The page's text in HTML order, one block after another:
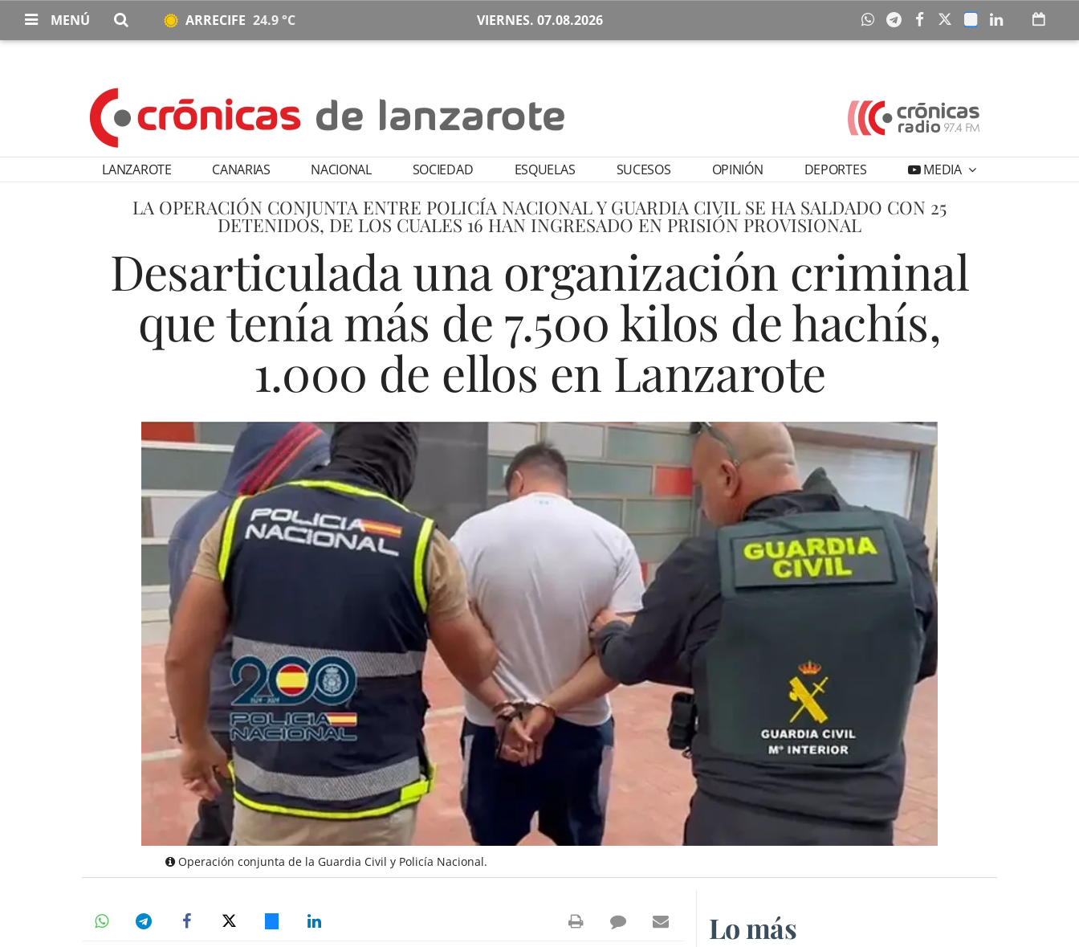
MENÚ ARRECIFE 24.9 °C VIERNES. 07.08.2026
LANZAROTE CANARIAS NACIONAL SOCIEDAD ESQUELAS SUCESOS OPINIÓN DEPORTES MEDIA
LA OPERACIÓN CONJUNTA ENTRE POLICÍA NACIONAL Y GUARDIA CIVIL SE HA SALDADO CON 25
DETENIDOS, DE LOS CUALES 16 HAN INGRESADO EN PRISIÓN PROVISIONAL
Desarticulada una organización criminal
que tenía más de 7.500 kilos de hachís,
1.000 de ellos en Lanzarote
Operación conjunta de la Guardia Civil y Policía Nacional.
Lo más